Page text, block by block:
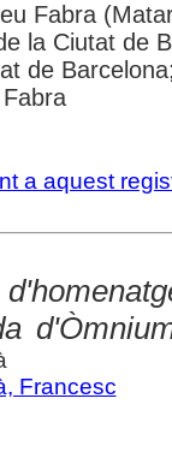
Fabra
la Ciutat de
de
a aquest
Francesc